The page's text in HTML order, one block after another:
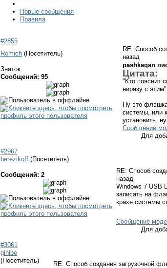
Новые сообщения
Правила
#2855
Romich (Посетитель)
Знаток
Сообщений: 95
RE: Способ
назад
pashkagan
Цитата:
"Кто пояснит
ниразу с этим"
Ну это
системы, или
установить,
Сообщение
Для
#2967
berezikoff (Посетитель)
Сообщений: 2
RE: Способ
назад
Windows 7 USB
записать на
крахе системы
Сообщение
Для
#3061
ginibe
(Посетитель)
RE: Способ создания загрузочной